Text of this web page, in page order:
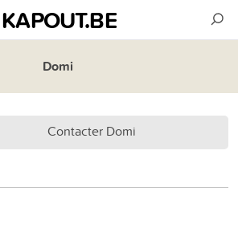
KAPOUT.BE
Domi
Contacter Domi